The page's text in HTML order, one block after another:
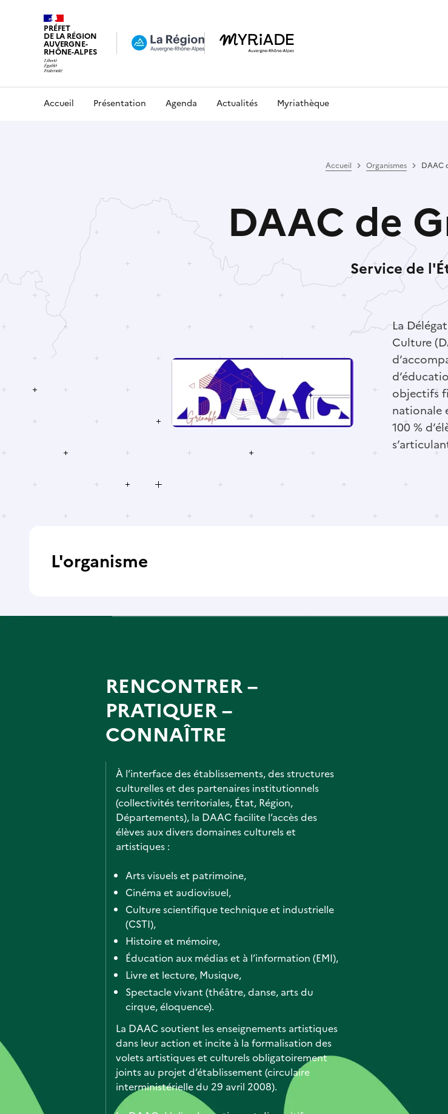
PRÉFET
DE LA RÉGION
AUVERGNE-
RHÔNE-ALPES
Accueil Présentation Agenda Actualités Myriathèque
Accueil Organismes DAAC
DAAC de
Service de
La
Culture
objectifs
nationale
100 %
L'organisme
RENCONTRER –
PRATIQUER –
CONNAÎTRE
À l’interface des établissements, des structures
culturelles et des partenaires institutionnels
(collectivités territoriales, État, Région,
Départements), la DAAC facilite l’accès des
élèves aux divers domaines culturels et
artistiques :
Arts visuels et patrimoine,
Cinéma et audiovisuel,
Culture scientifique technique et industrielle
(CSTI),
Histoire et mémoire,
Éducation aux médias et à l’information (EMI),
Livre et lecture, Musique,
Spectacle vivant (théâtre, danse, arts du
cirque, éloquence).
La DAAC soutient les enseignements artistiques
dans leur action et incite à la formalisation des
volets artistiques et culturels obligatoirement
joints au projet d’établissement (circulaire
interministérielle du 29 avril 2008).